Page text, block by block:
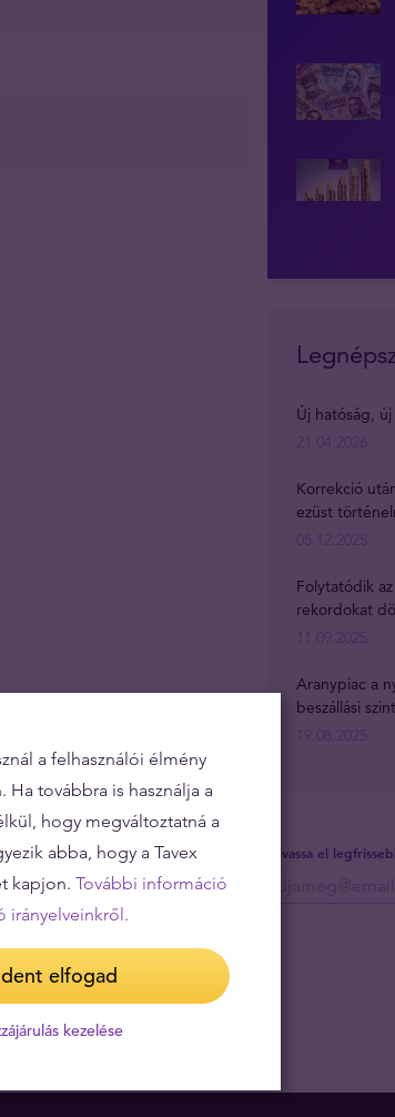
Olvassa el
Új hatóság,
Korrekció
ezüst
Folytatódik
rekordokat
Aranypiac a
beszállási
a felhasználói élmény
Ha továbbra is használja a
hogy megváltoztatná a
abba, hogy a Tavex
kapjon. További információ
irányelveinkről.
elfogad
kezelése